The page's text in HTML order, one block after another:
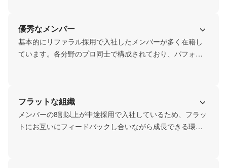
き、お客さま満足度の向上に繋がると考えています。
優秀なメンバー
基本的にリファラル採用で入社したメンバーが多く在籍し
ています。各分野のプロ同士で構成されており、パフォー
フラットな組織
メンバーの8割以上が中途採用で入社しているため、フラッ
トにお互いにフィードバックし合いながら成長できる環境